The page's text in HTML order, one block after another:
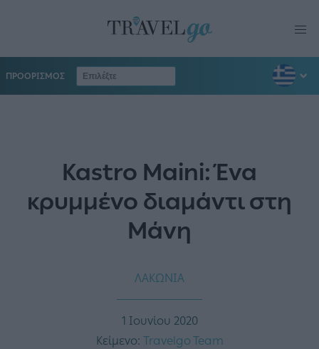
ΠΡΟΟΡΙΣΜΟΣ
Kastro Maini: Ένα
κρυμμένο διαμάντι στη
Μάνη
ΛΑΚΩΝΙΑ
1 Ιουνίου 2020
Κείμενο: Travelgo Team